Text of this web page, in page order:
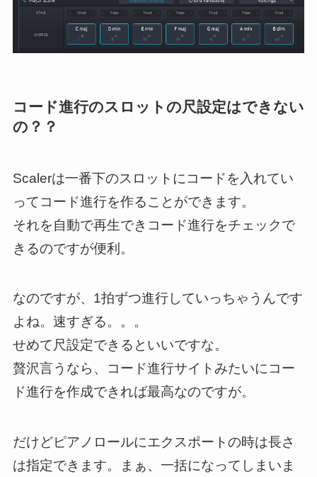
コード進行のスロットの尺設定はできない
の？？
Scalerは一番下のスロットにコードを入れてい
ってコード進行を作ることができます。
それを自動で再生できコード進行をチェックで
きるのですが便利。
なのですが、1拍ずつ進行していっちゃうんです
よね。速すぎる。。。
せめて尺設定できるといいですな。
贅沢言うなら、コード進行サイトみたいにコー
ド進行を作成できれば最高なのですが。
だけどピアノロールにエクスポートの時は長さ
は指定できます。まぁ、一括になってしまいま